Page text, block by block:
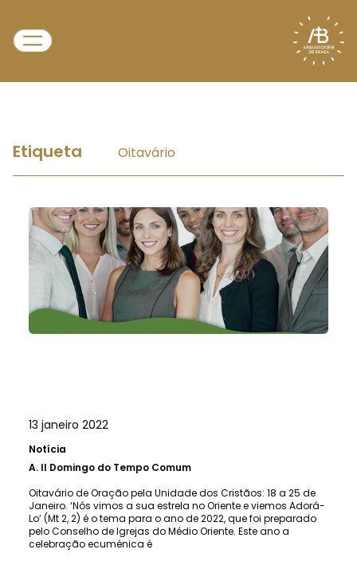
Etiqueta Oitavário
13 janeiro 2022
Notícia
A. II Domingo do Tempo Comum
Oitavário de Oração pela Unidade dos Cristãos: 18 a 25 de
Janeiro. ‘Nós vimos a sua estrela no Oriente e viemos Adorá-
Lo’ (Mt 2, 2) é o tema para o ano de 2022, que foi preparado
pelo Conselho de Igrejas do Médio Oriente. Este ano a
celebração ecuménica é